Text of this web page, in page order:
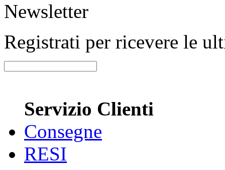
Newsletter
Registrati per ricevere le
Servizio Clienti
Consegne
RESI